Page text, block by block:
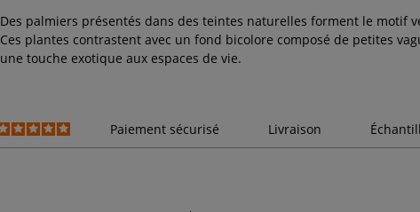
Des palmiers présentés dans des teintes naturelles forment le motif
Ces plantes contrastent avec un fond bicolore composé de petites
une touche exotique aux espaces de vie.
Paiement sécurisé Livraison